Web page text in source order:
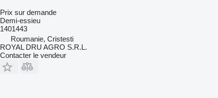
Prix sur demande
Demi-essieu
1401443
Roumanie, Cristesti
ROYAL DRU AGRO S.R.L.
Contacter le vendeur